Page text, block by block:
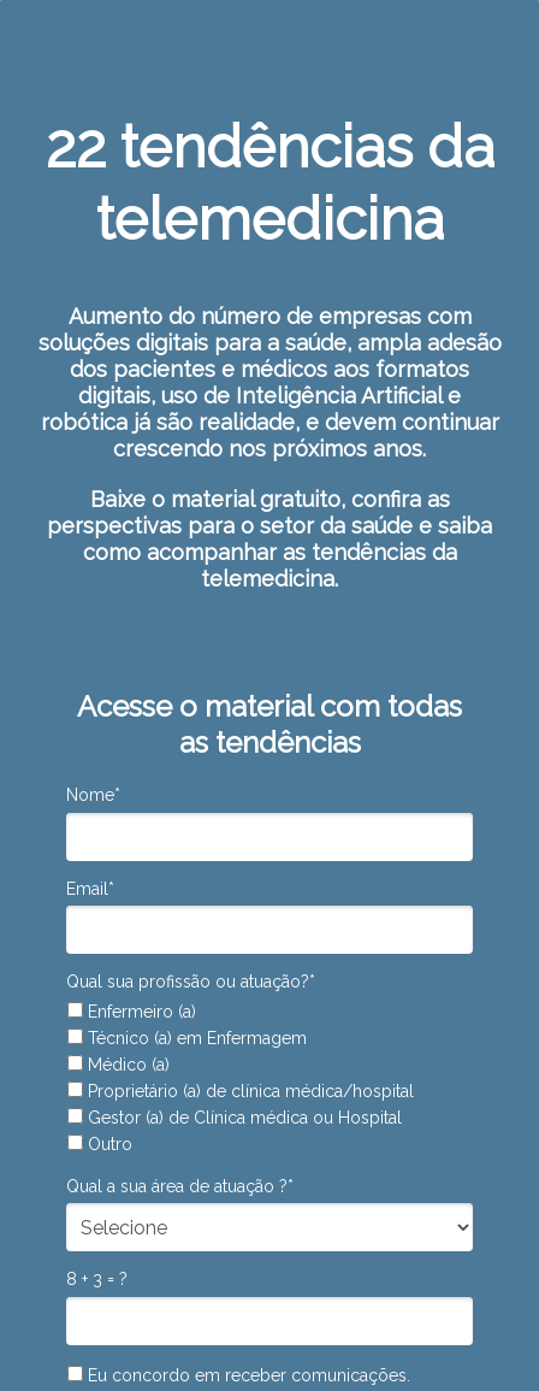
22 tendências da
telemedicina
Aumento do número de empresas com
soluções digitais para a saúde, ampla adesão
dos pacientes e médicos aos formatos
digitais, uso de Inteligência Artificial e
robótica já são realidade, e devem continuar
crescendo nos próximos anos.
Baixe o material gratuito, confira as
perspectivas para o setor da saúde e saiba
como acompanhar as tendências da
telemedicina.
Acesse o material com todas
as tendências
Nome*
Email*
Qual sua profissão ou atuação?*
Enfermeiro (a)
Técnico (a) em Enfermagem
Médico (a)
Proprietário (a) de clínica médica/hospital
Gestor (a) de Clínica médica ou Hospital
Outro
Qual a sua área de atuação ?*
8 + 3 = ?
Eu concordo em receber comunicações.